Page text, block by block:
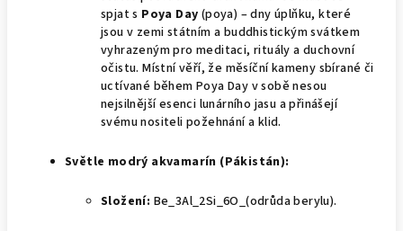
spjat s Poya Day (poya) – dny úplňku, které
jsou v zemi státním a buddhistickým svátkem
vyhrazeným pro meditaci, rituály a duchovní
očistu. Místní věří, že měsíční kameny sbírané či
uctívané během Poya Day v sobě nesou
nejsilnější esenci lunárního jasu a přinášejí
svému nositeli požehnání a klid.
Světle modrý akvamarín (Pákistán):
Složení: Be_3Al_2Si_6O_(odrůda berylu).